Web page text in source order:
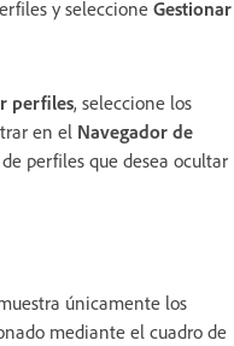
y seleccione Gestionar
perfiles, seleccione los
en el Navegador de
perfiles que desea ocultar
únicamente los
mediante el cuadro de